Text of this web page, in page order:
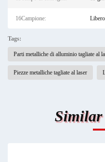
16Campione: Libero
Tags:
Parti metalliche di alluminio tagliate al
Piezze metalliche tagliate al laser
Similar